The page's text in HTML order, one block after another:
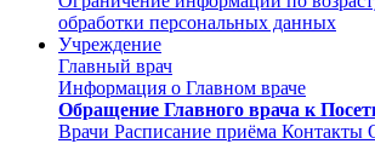
обработки персональных данных
Учреждение
Главный врач
Информация о Главном враче
Обращение Главного врача к
Врачи Расписание приёма Контакты